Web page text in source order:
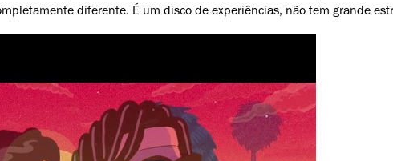
diferente. É um disco de experiências, não tem grande